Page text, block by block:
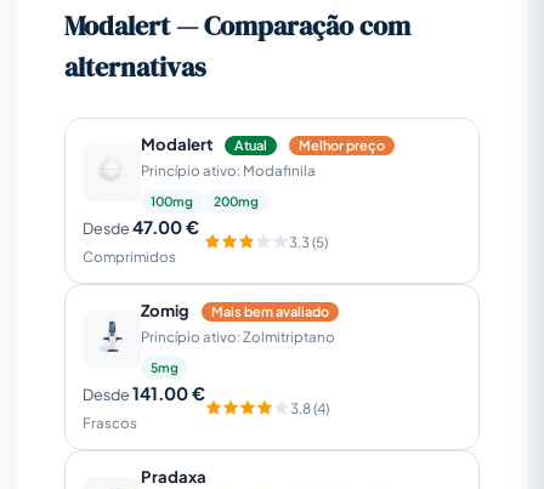
Modalert — Comparação com
alternativas
Modalert Atual Melhor preço
Princípio ativo: Modafinila
100mg 200mg
Desde47.00 €
Comprimidos
3.3 (5)
Zomig Mais bem avaliado
Princípio ativo: Zolmitriptano
5mg
Desde141.00 €
Frascos
3.8 (4)
Pradaxa